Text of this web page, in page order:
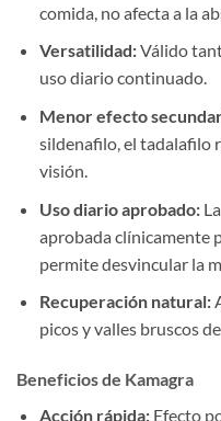
comida, no afecta a la
Versatilidad:Válido
uso diario continuado.
Menor efecto
sildenafilo, el tadalafilo
visión.
Uso diario aprobado:
aprobada clínicamente
permite desvincular la
Recuperación natural:
picos y valles bruscos
Beneficios de Kamagra
Acción rápida:Efecto